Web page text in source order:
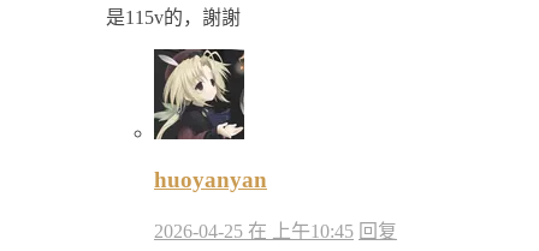
是115v的，謝謝
huoyanyan
2026-04-25 在 上午10:45 回复